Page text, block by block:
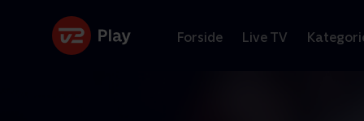
Forside Live TV